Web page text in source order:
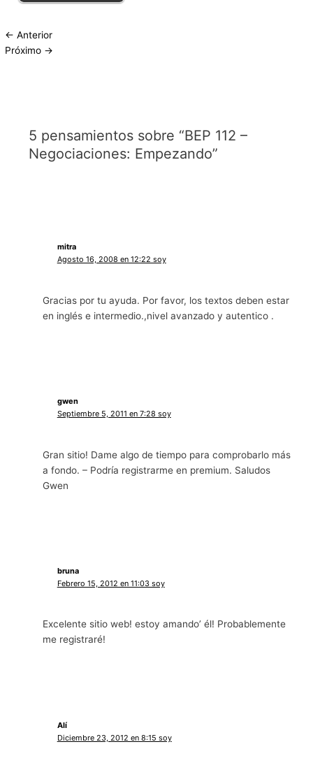
← Anterior
Próximo →
5 pensamientos sobre “BEP 112 –
Negociaciones: Empezando”
mitra
Agosto 16, 2008 en 12:22 soy
Gracias por tu ayuda. Por favor, los textos deben estar
en inglés e intermedio.,nivel avanzado y autentico .
gwen
Septiembre 5, 2011 en 7:28 soy
Gran sitio! Dame algo de tiempo para comprobarlo más
a fondo. – Podría registrarme en premium. Saludos
Gwen
bruna
Febrero 15, 2012 en 11:03 soy
Excelente sitio web! estoy amando’ él! Probablemente
me registraré!
Alí
Diciembre 23, 2012 en 8:15 soy